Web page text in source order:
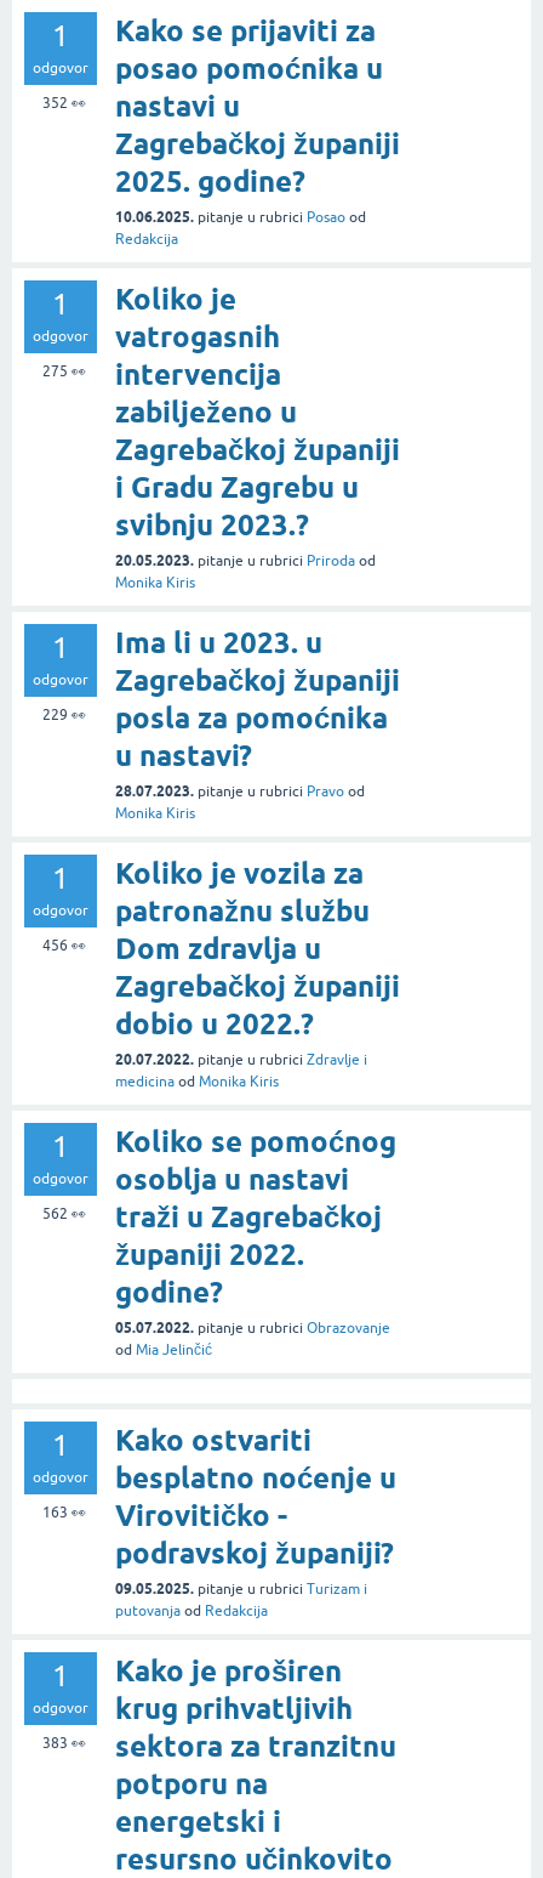
1
odgovor
352 👀
Kako se prijaviti za
posao pomoćnika u
nastavi u
Zagrebačkoj županiji
2025. godine?
10.06.2025. pitanje u rubrici Posao od
Redakcija
1
odgovor
275 👀
Koliko je
vatrogasnih
intervencija
zabilježeno u
Zagrebačkoj županiji
i Gradu Zagrebu u
svibnju 2023.?
20.05.2023. pitanje u rubrici Priroda od
Monika Kiris
1
odgovor
229 👀
Ima li u 2023. u
Zagrebačkoj županiji
posla za pomoćnika
u nastavi?
28.07.2023. pitanje u rubrici Pravo od
Monika Kiris
1
odgovor
456 👀
Koliko je vozila za
patronažnu službu
Dom zdravlja u
Zagrebačkoj županiji
dobio u 2022.?
20.07.2022. pitanje u rubrici Zdravlje i
medicina od Monika Kiris
1
odgovor
562 👀
Koliko se pomoćnog
osoblja u nastavi
traži u Zagrebačkoj
županiji 2022.
godine?
05.07.2022. pitanje u rubrici Obrazovanje
od Mia Jelinčić
1
odgovor
163 👀
Kako ostvariti
besplatno noćenje u
Virovitičko -
podravskoj županiji?
09.05.2025. pitanje u rubrici Turizam i
putovanja od Redakcija
1
odgovor
383 👀
Kako je proširen
krug prihvatljivih
sektora za tranzitnu
potporu na
energetski i
resursno učinkovito